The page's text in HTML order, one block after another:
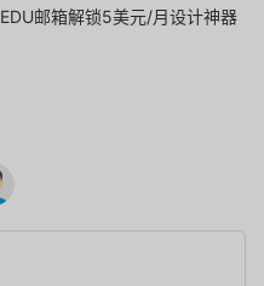
EDU邮箱解锁5美元/月设计神器